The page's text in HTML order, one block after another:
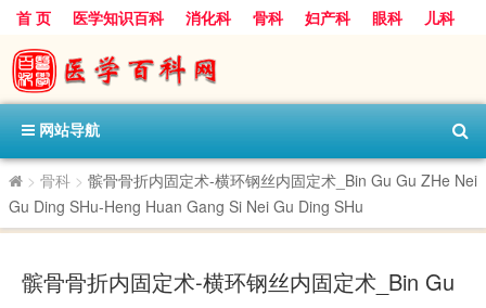
首 页 医学知识百科 消化科 骨科 妇产科 眼科
儿科
心血管病科
呼吸科 神经科
内分泌科
口腔科
网站导航
> 骨科 > 髌骨骨折内固定术-横环钢丝内固定术_Bin Gu Gu ZHe Nei
Gu Ding SHu-Heng Huan Gang Si Nei Gu Ding SHu
髌骨骨折内固定术-横环钢丝内固定术_Bin Gu